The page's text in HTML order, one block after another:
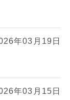
年03月19日
年03月15日